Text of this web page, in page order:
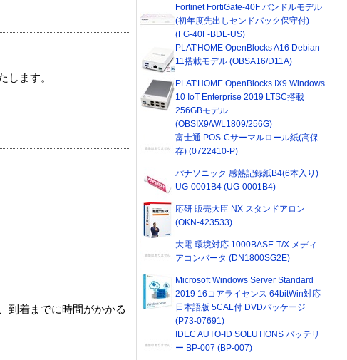
します。
到着までに時間がかかる
Fortinet FortiGate-40F バンドルモデル
(初年度先出しセンドバック保守付)
(FG-40F-BDL-US)
PLAT'HOME OpenBlocks A16 Debian
11搭載モデル (OBSA16/D11A)
PLAT'HOME OpenBlocks IX9 Windows
10 IoT Enterprise 2019 LTSC搭載
256GBモデル
(OBSIX9/W/L1809/256G)
富士通 POS-Cサーマルロール紙(高保
存) (0722410-P)
パナソニック 感熱記録紙B4(6本入り)
UG-0001B4 (UG-0001B4)
応研 販売大臣 NX スタンドアロン
(OKN-423533)
大電 環境対応 1000BASE-T/X メディ
アコンバータ (DN1800SG2E)
Microsoft Windows Server Standard
2019 16コアライセンス 64bitWin対応
日本語版 5CAL付 DVDパッケージ
(P73-07691)
IDEC AUTO-ID SOLUTIONS バッテリ
ー BP-007 (BP-007)